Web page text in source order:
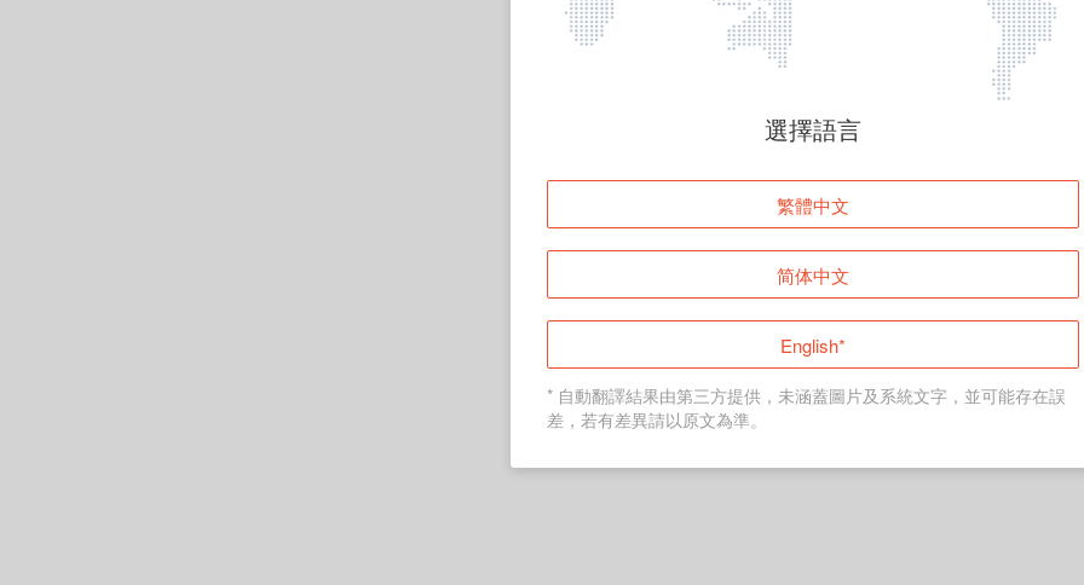
頁面無法顯示
登入
返回首頁
選擇語言
繁體中文
简体中文
English*
* 自動翻譯結果由第三方提供，未涵蓋圖片及系統文字，並可能存在誤
差，若有差異請以原文為準。